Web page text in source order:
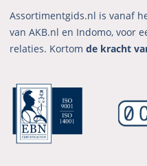
Assortimentgids.nl is vanaf
van AKB.nl en Indomo, voor
relaties. Kortomde kracht